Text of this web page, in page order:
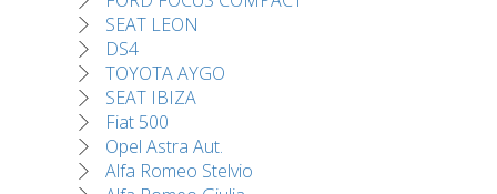
SEAT LEON
DS4
TOYOTA AYGO
SEAT IBIZA
Fiat 500
Opel Astra Aut.
Alfa Romeo Stelvio